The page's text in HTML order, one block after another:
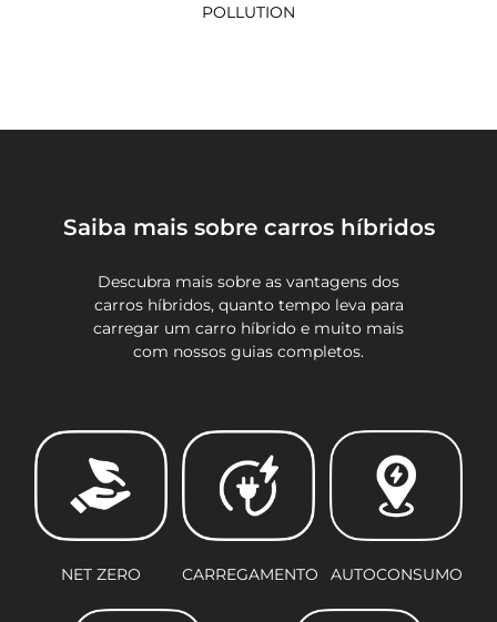
POLLUTION
Saiba mais sobre carros híbridos
Descubra mais sobre as vantagens dos
carros híbridos, quanto tempo leva para
carregar um carro híbrido e muito mais
com nossos guias completos.
NET ZERO CARREGAMENTO AUTOCONSUMO